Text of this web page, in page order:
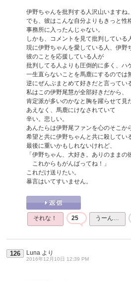
伊野ちゃんを批判する人沢山いますね。
でも、彼はこんな自分よりもきっと性
事務所に入ったんじゃない。
しかも、コメントを見て批判している
現に伊野ちゃんを愛している人、伊野
彼のことを応援している人が
批判してる人よりも圧倒的に多く、ハ
一生直らないことを馬鹿にするのでは
逆にぜんぶまとめて好きだと言ってい
私はこの伊野尾慧が全部好きだから、
肯定派が多いのかなと胸を躍らせて見
あえなく、馬鹿にけなされていて
辛い。悲しい。
あんたらは伊野尾ファンを心のそこか
希望と共に伊野ちゃんと共に殺してい
最後に重いかもしれないけれど、
「伊野ちゃん、大好き。ありのままの
これからもがんばってね！」
これだけ送りたい。
暴言はいてすいません。
それな！ 25 うーん…
126 Luna より
2016年12月10日 12:39 PM